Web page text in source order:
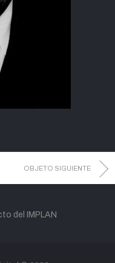
OBJETO SIGUIENTE
del IMPLAN